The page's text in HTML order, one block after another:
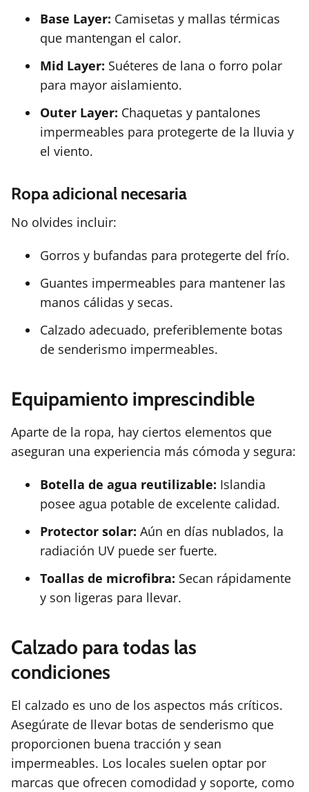
Base Layer: Camisetas y mallas térmicas
que mantengan el calor.
Mid Layer: Suéteres de lana o forro polar
para mayor aislamiento.
Outer Layer: Chaquetas y pantalones
impermeables para protegerte de la lluvia y
el viento.
Ropa adicional necesaria
No olvides incluir:
Gorros y bufandas para protegerte del frío.
Guantes impermeables para mantener las
manos cálidas y secas.
Calzado adecuado, preferiblemente botas
de senderismo impermeables.
Equipamiento imprescindible
Aparte de la ropa, hay ciertos elementos que
aseguran una experiencia más cómoda y segura:
Botella de agua reutilizable: Islandia
posee agua potable de excelente calidad.
Protector solar: Aún en días nublados, la
radiación UV puede ser fuerte.
Toallas de microfibra: Secan rápidamente
y son ligeras para llevar.
Calzado para todas las
condiciones
El calzado es uno de los aspectos más críticos.
Asegúrate de llevar botas de senderismo que
proporcionen buena tracción y sean
impermeables. Los locales suelen optar por
marcas que ofrecen comodidad y soporte, como